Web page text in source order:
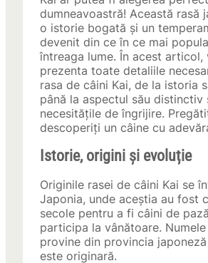
dumneavoastră! Această rasă
o istorie bogată și un
devenit din ce în ce mai
întreaga lume. În acest articol,
prezenta toate detaliile
rasa de câini Kai, de la istoria
până la aspectul său distinctiv
necesitățile de îngrijire.
descoperiți un câine cu
Istorie, origini și evoluție
Originile rasei de câini Kai se
Japonia, unde aceștia au fost
secole pentru a fi câini de
participa la vânătoare. Numele
provine din provincia
este originară.